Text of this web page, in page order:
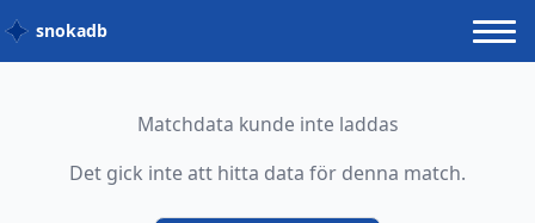
snokadb
Matchdata kunde inte laddas
Det gick inte att hitta data för denna match.